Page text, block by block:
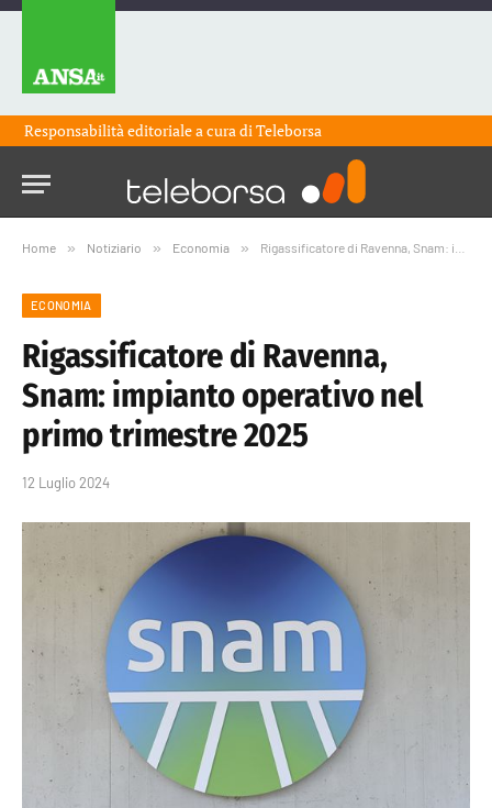
Responsabilità editoriale a cura diTeleborsa
Home » Notiziario » Economia » Rigassificatore di Ravenna, Snam: impianto operativo nel primo trimestre 2025
ECONOMIA
Rigassificatore di Ravenna,
Snam: impianto operativo nel
primo trimestre 2025
12 Luglio 2024